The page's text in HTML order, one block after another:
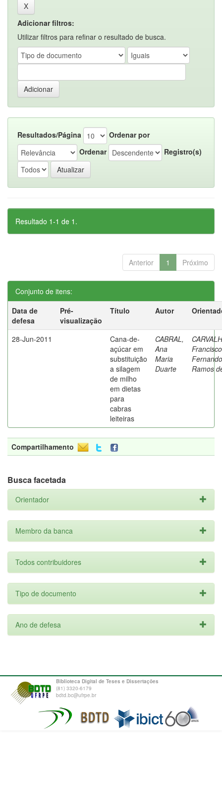
Adicionar filtros:
Utilizar filtros para refinar o resultado de busca.
Resultados/Página
Ordenar por
Ordenar
Registro(s)
Resultado 1-1 de 1.
Anterior 1 Próximo
Conjunto de itens:
Data de
defesa
Pré-
visualização
Título Autor
28-Jun-2011
Cana-de-
açúcar em
substituição
a silagem
de milho
em dietas
para
cabras
leiteiras
CABRAL,
Ana
Maria
Duarte
Francisco
Fernando
Ramos
Compartilhamento
Busca facetada
Orientador
Membro da banca
Todos contribuidores
Tipo de documento
Ano de defesa
Biblioteca Digital de Teses e Dissertações
(81) 3320-6179
bdtd.bc@ufrpe.br